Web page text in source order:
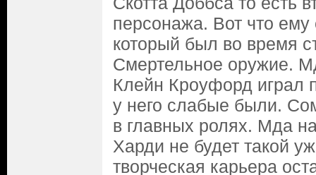
персонажа. Вот что ему
который был во время
Смертельное оружие.
Клейн Кроуфорд играл
у него слабые были.
в главных ролях. Мда
Харди не будет такой
творческая карьера